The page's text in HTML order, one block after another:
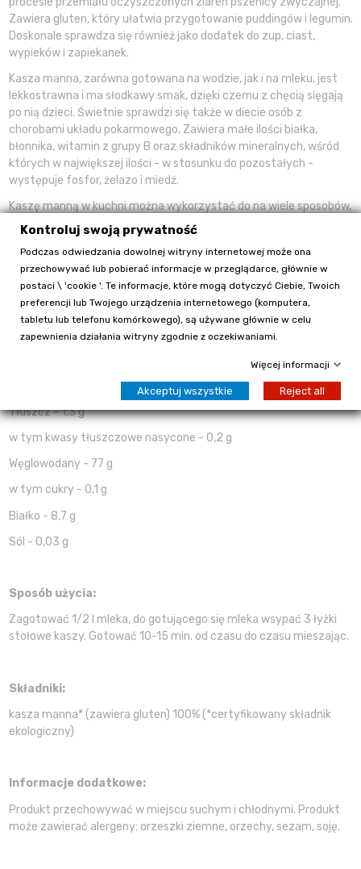
Zawiera gluten, który ułatwia przygotowanie puddingów i legumin.
Doskonale sprawdza się również jako dodatek do zup, ciast,
wypieków i zapiekanek.
Kasza manna, zarówna gotowana na wodzie, jak i na mleku, jest
lekkostrawna i ma słodkawy smak, dzięki czemu z chęcią sięgają
po nią dzieci. Świetnie sprawdzi się także w diecie osób z
chorobami układu pokarmowego. Zawiera małe ilości białka,
błonnika, witamin z grupy B oraz składników mineralnych, wśród
których w największej ilości - w stosunku do pozostałych -
występuje fosfor, żelazo i miedź.
Kaszę manną w kuchni można wykorzystać do na wiele sposobów,
między innymi do przygotowania: deserów, kremów do ciast,
nadzienia do muffinek, budyniu czy zupy mlecznej. Stanowić
może samodzielny posiłek w postaci śniadania z dodatkiem
owoców i jest świetnym dodatkiem do pulpetów, kotletów,
pasztetów i klusek. Stosowana jest także jako zamiennik bułki
tartej czy mąki do posypania formy do pieczenia ciasta.
Wartość energetyczna - 1536 kJ / 362 kcal
Tłuszcz - 1,3 g
w tym kwasy tłuszczowe nasycone - 0,2 g
Węglowodany - 77 g
w tym cukry - 0,1 g
Białko - 8,7 g
Sól - 0,03 g
Sposób użycia:
Zagotować 1/2 l mleka, do gotującego się mleka wsypać 3 łyżki
stołowe kaszy. Gotować 10-15 min. od czasu do czasu mieszając.
Składniki:
kasza manna* (zawiera gluten) 100% (*certyfikowany składnik
ekologiczny)
Informacje dodatkowe:
Produkt przechowywać w miejscu suchym i chłodnymi. Produkt
może zawierać alergeny: orzeszki ziemne, orzechy, sezam, soję.
Kontroluj swoją prywatność
Podczas odwiedzania dowolnej witryny internetowej może ona
przechowywać lub pobierać informacje w przeglądarce, głównie w
postaci \ 'cookie '. Te informacje, które mogą dotyczyć Ciebie, Twoich
preferencji lub Twojego urządzenia internetowego (komputera,
tabletu lub telefonu komórkowego), są używane głównie w celu
zapewnienia działania witryny zgodnie z oczekiwaniami.
Więcej informacji
Akceptuj wszystkie Reject all